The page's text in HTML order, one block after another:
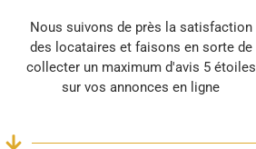
Nous suivons de près la satisfaction
des locataires et faisons en sorte de
collecter un maximum d'avis 5 étoiles
sur vos annonces en ligne